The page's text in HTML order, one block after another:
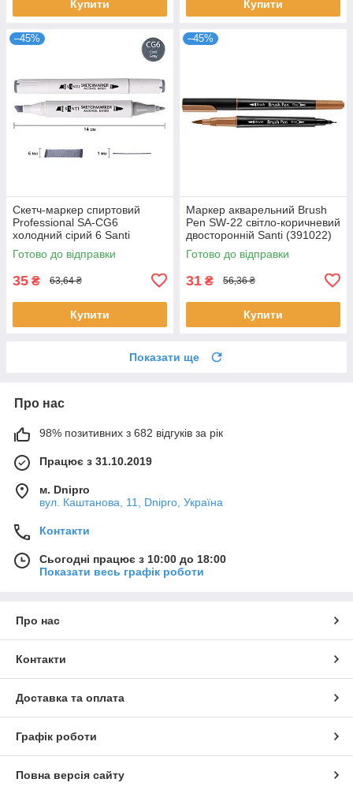
Купити Купити
–45%
Скетч-маркер спиртовий
Professional SA-CG6
холодний сірий 6 Santi
(390832)
Готово до відправки
35 ₴ 63,64 ₴
Купити
–45%
Маркер акварельний Brush
Pen SW-22 світло-коричневий
двосторонній Santi (391022)
Готово до відправки
31 ₴ 56,36 ₴
Купити
Показати ще
Про нас
98% позитивних з 682 відгуків за рік
Працює з 31.10.2019
м. Dnipro
вул. Каштанова, 11, Dnipro, Україна
Контакти
Сьогодні працює з 10:00 до 18:00
Показати весь графік роботи
Про нас
Контакти
Доставка та оплата
Графік роботи
Повна версія сайту